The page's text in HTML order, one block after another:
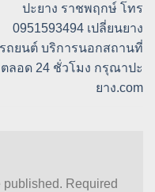
ปะยาง ราชพฤกษ์ โทร
0951593494 เปลี่ยนยาง
รถยนต์ บริการนอกสถานที่
ตลอด 24 ชั่วโมง กรุณาปะ
ยาง.com
published. Required